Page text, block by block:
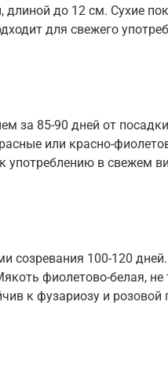
длиной до 12 см. Сухие
для свежего
за 85-90 дней от
или красно-
употреблению в свежем
созревания 100-120
фиолетово-белая, не
к фузариозу и розовой